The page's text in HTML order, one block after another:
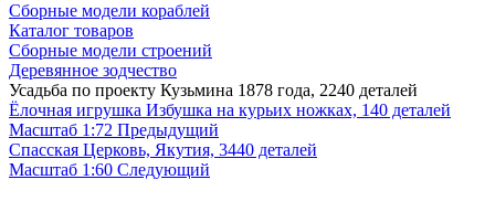
Сборные модели кораблей
Каталог товаров
Сборные модели строений
Деревянное зодчество
Усадьба по проекту Кузьмина 1878 года, 2240 деталей
Ёлочная игрушка Избушка на курьих ножках, 140 деталей
Масштаб 1:72 Предыдущий
Спасская Церковь, Якутия, 3440 деталей
Масштаб 1:60 Следующий